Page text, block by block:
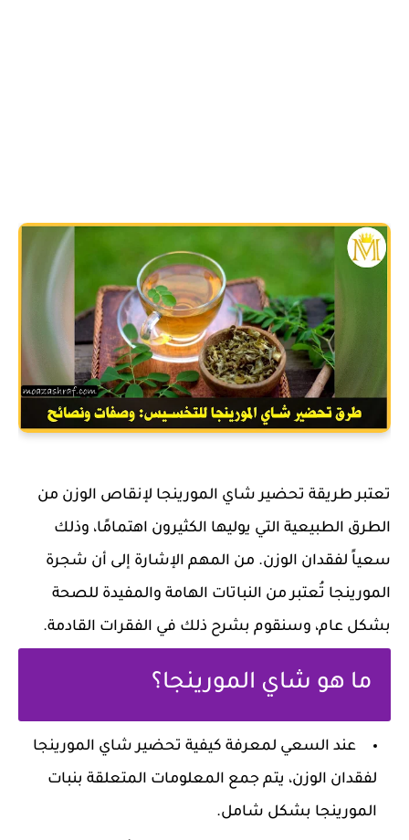
تعتبر طريقة تحضير شاي المورينجا لإنقاص الوزن من
الطرق الطبيعية التي يوليها الكثيرون اهتمامًا، وذلك
سعياً لفقدان الوزن. من المهم الإشارة إلى أن شجرة
المورينجا تُعتبر من النباتات الهامة والمفيدة للصحة
بشكل عام، وسنقوم بشرح ذلك في الفقرات القادمة.
ما هو شاي المورينجا؟
عند السعي لمعرفة كيفية تحضير شاي المورينجا
لفقدان الوزن، يتم جمع المعلومات المتعلقة بنبات
المورينجا بشكل شامل.